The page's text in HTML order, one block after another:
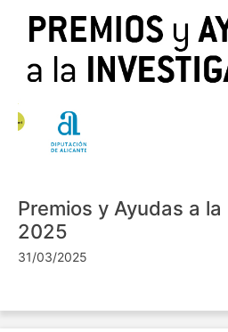
Premios y Ayudas a
2025
31/03/2025